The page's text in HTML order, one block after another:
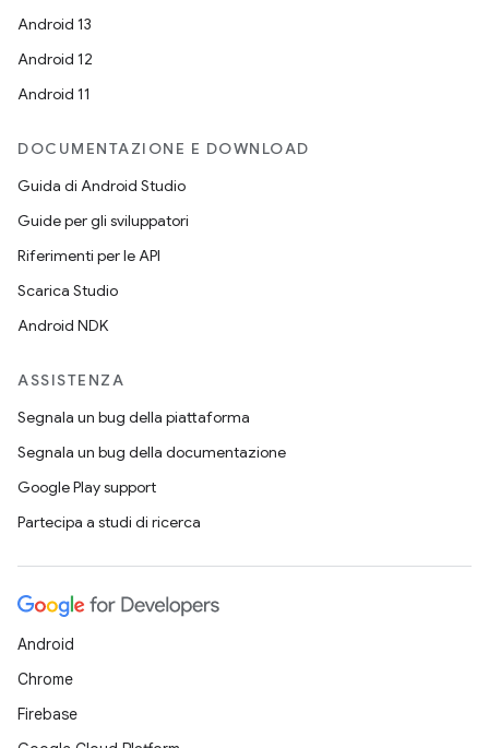
Android 13
Android 12
Android 11
DOCUMENTAZIONE E DOWNLOAD
Guida di Android Studio
Guide per gli sviluppatori
Riferimenti per le API
Scarica Studio
Android NDK
ASSISTENZA
Segnala un bug della piattaforma
Segnala un bug della documentazione
Google Play support
Partecipa a studi di ricerca
Android
Chrome
Firebase